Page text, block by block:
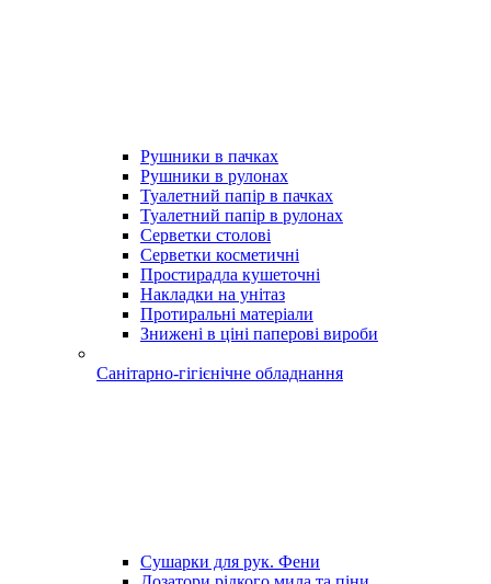
Рушники в пачках
Рушники в рулонах
Туалетний папір в пачках
Туалетний папір в рулонах
Серветки столові
Серветки косметичні
Простирадла кушеточні
Накладки на унітаз
Протиральні матеріали
Знижені в ціні паперові вироби
Санітарно-гігієнічне обладнання
Сушарки для рук. Фени